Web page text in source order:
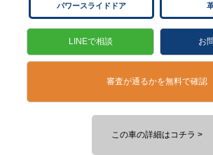
パワースライドドア
LINEで相談 お
審査が通るかを無料で確認
この車の詳細はコチラ >